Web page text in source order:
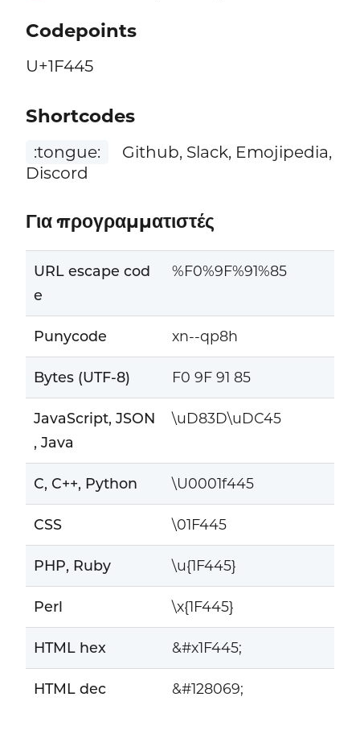
Codepoints
U+1F445
Shortcodes
:tongue:
Github, Slack, Emojipedia,
Discord
Για προγραμματιστές
URL escape cod
e
%F0%9F%91%85
Punycode xn--qp8h
Bytes (UTF-8) F0 9F 91 85
JavaScript, JSON
, Java
\uD83D\uDC45
C, C++, Python \U0001f445
CSS \01F445
PHP, Ruby \u{1F445}
Perl \x{1F445}
HTML hex &#x1F445;
HTML dec &#128069;